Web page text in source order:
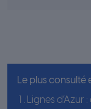
Le plus consulté
Lignes d’Azur